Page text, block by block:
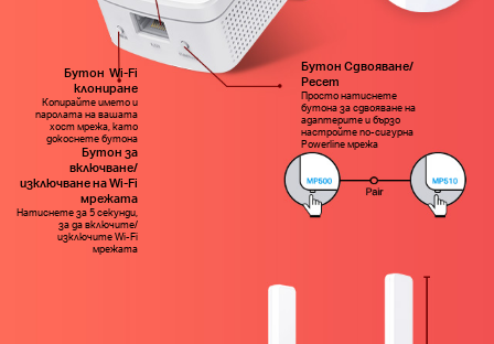
Бутон Wi-Fi
клониране
Копирайте името и
паролата на вашата
хост мрежа, като
докоснете бутона
Бутон за
включване/
изключване на Wi-Fi
мрежата
Натиснете за 5 секунди,
за да включите/
изключите Wi-Fi
мрежата
Бутон Сдвояване/
Ресет
Просто натиснете
бутона за сдвояване на
адаптерите и бързо
настройте по-сигурна
Powerline мрежа